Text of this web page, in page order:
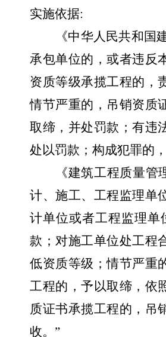
实施依据:
《中华人民共和
承包单位的，或者违反
资质等级承揽工程的，
情节严重的，吊销资质
取缔，并处罚款；有违
处以罚款；构成犯罪的
《建筑工程质量管
计、施工、工程监理单
计单位或者工程监理
款；对施工单位处工程
低资质等级；情节严重
工程的，予以取缔，依
质证书承揽工程的，吊
收。”